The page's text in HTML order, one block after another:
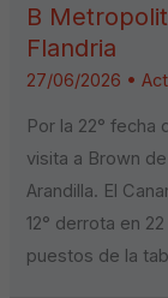
B
Flandria
27/06/2026 •
Por la 22° fecha
visita a Brown
Arandilla. El
12° derrota en
puestos de la